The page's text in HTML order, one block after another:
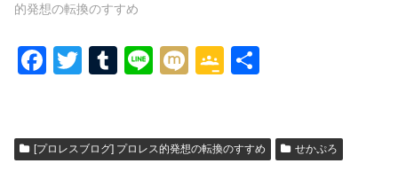
的発想の転換のすすめ
F
e
T
er
T
bl
Li
M
G
gl
[プロレスブログ] プロレス的発想の転換のすすめ せかぷろ